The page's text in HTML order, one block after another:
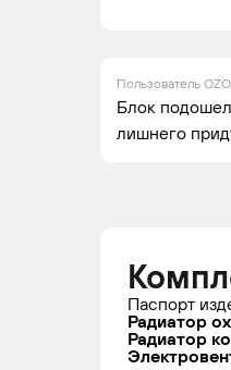
Пользователь
Блок
лишнего
Паспорт
Радиатор
Радиатор